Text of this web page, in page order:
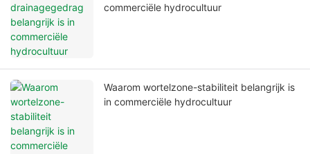
commerciële hydrocultuur
Waarom wortelzone-stabiliteit belangrijk is
in commerciële hydrocultuur